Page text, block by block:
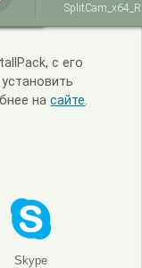
с его
насайте.
Skype